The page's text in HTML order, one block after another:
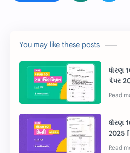
You may like these posts
ધોરણ
પેપર
ધોરણ
2025